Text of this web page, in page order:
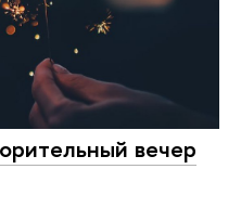
вечер